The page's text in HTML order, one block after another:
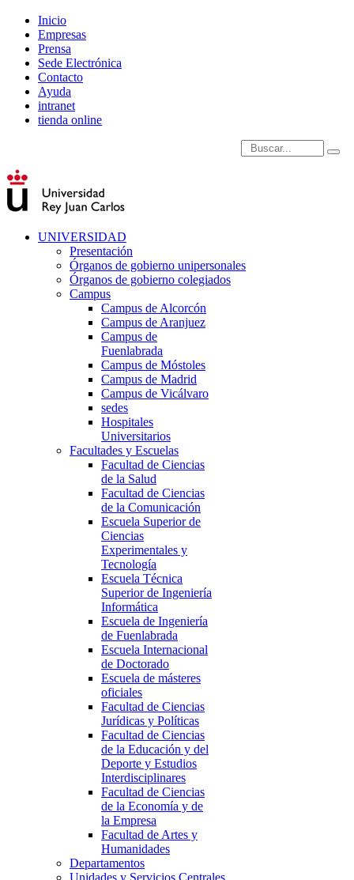
Inicio
Empresas
Prensa
Sede Electrónica
Contacto
Ayuda
intranet
tienda online
Introduce términos de
UNIVERSIDAD
Presentación
Órganos de gobierno unipersonales
Órganos de gobierno colegiados
Campus
Campus de Alcorcón
Campus de Aranjuez
Campus de
Fuenlabrada
Campus de Móstoles
Campus de Madrid
Campus de Vicálvaro
sedes
Hospitales
Universitarios
Facultades y Escuelas
Facultad de Ciencias
de la Salud
Facultad de Ciencias
de la Comunicación
Escuela Superior de
Ciencias
Experimentales y
Tecnología
Escuela Técnica
Superior de Ingeniería
Informática
Escuela de Ingeniería
de Fuenlabrada
Escuela Internacional
de Doctorado
Escuela de másteres
oficiales
Facultad de Ciencias
Jurídicas y Políticas
Facultad de Ciencias
de la Educación y del
Deporte y Estudios
Interdisciplinares
Facultad de Ciencias
de la Economía y de
la Empresa
Facultad de Artes y
Humanidades
Departamentos
Unidades y Servicios Centrales